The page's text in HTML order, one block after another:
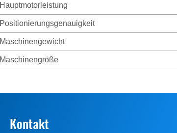
Hauptmotorleistung
Positionierungsgenauigkeit
Maschinengewicht
Maschinengröße
Kontakt